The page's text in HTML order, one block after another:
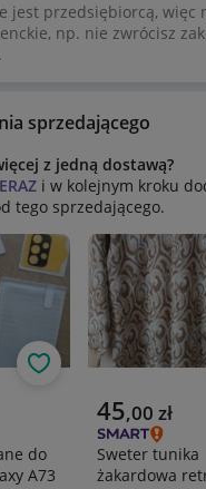
jest przedsiębiorcą, więc
np. nie zwrócisz
sprzedającego
z jedną dostawą?
i w kolejnym kroku
tego sprzedającego.
do
A73
Obserwuj
Aktualna cena
45,00 zł
Sweter tunika
żakardowa